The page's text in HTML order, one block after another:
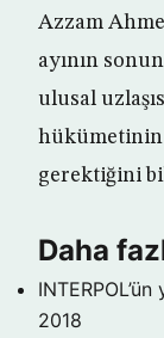
Azzam
ayının
ulusal
hükümetinin
gerektiğini
Daha
2018